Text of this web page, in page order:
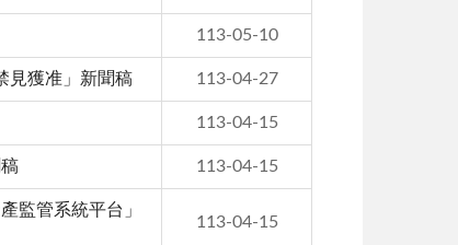
113-05-10
見獲准」新聞稿 113-04-27
113-04-15
113-04-15
監管系統平台」
113-04-15